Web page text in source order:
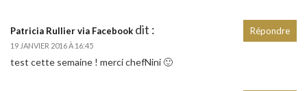
Patricia Rullier via Facebook dit :
19 JANVIER 2016 À 16:45
test cette semaine ! merci chefNini 🙂
Répondre